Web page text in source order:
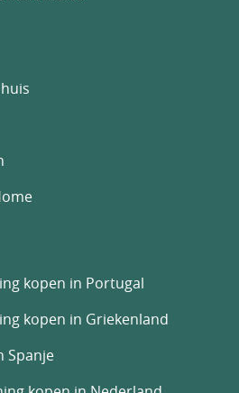
kopen in Portugal
kopen in Griekenland
Spanje